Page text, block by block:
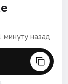
минуту назад